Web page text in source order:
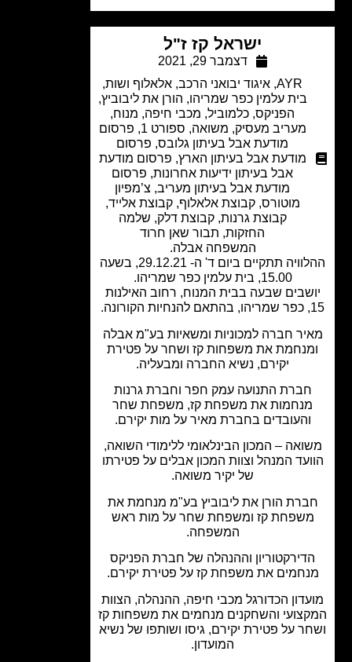
ישראל קז ז"ל
דצמבר 29, 2021
איגוד יבואני הרכב,אלאלוף ושות,
בית עלמין כפר שמריהו ,הורן את ליבוביץ ,
,כלמוביל,מכבי חיפה,מנוח,
מעריב מעסיק, משואה ,ספורט 1 ,פרסום
מודעת אבל בעיתון גלובס, פרסום
מודעת אבל בעיתון הארץ,פרסום מודעת
אבל בעיתון ידיעות אחרונות,פרסום
מודעת אבל בעיתון מעריב, צ’מפיון
,קבוצת אלאלוף ,קבוצת אלייד,
קבוצת גרנות,קבוצת דלק,שלמה
,תבור שאן חרוד
המשפחה אבלה.
ההלוויה תתקיים ביום ד' ה- 29.12.21, בשעה
שבעה בבית המנוח, רחוב האילנות
חברה למכוניות ומשאיות בע"מ אבלה
את משפחות קז ושחר על פטירת
יקירם, נשיא החברה ומבעליה.
חברת התנועה עמק חפר וחברת גרנות
את משפחת קז, משפחת שחר
והעובדים בחברת מאיר על מות יקירם.
– המכון הבינלאומי ללימודי השואה,
המנהל וצוות המכון אבלים על פטירתו
של יקיר משואה.
הורן את ליבוביץ בע"מ מנחמת את
קז ומשפחת שחר על מות ראש
המשפחה.
וההנהלה של חברת הפניקס
את משפחת קז על פטירת יקירם.
הכדורגל מכבי חיפה, ההנהלה, הצוות
והשחקנים מנחמים את משפחות קז
על פטירת יקירם, גיסו ושותפו של נשיא
המועדון.